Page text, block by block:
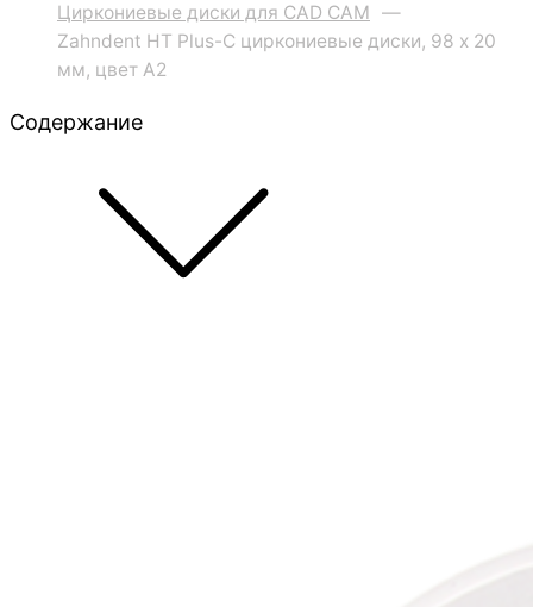
Циркониевые диски для CAD CAM —
Zahndent HT Plus-C циркониевые диски, 98 х 20
мм, цвет A2
Содержание